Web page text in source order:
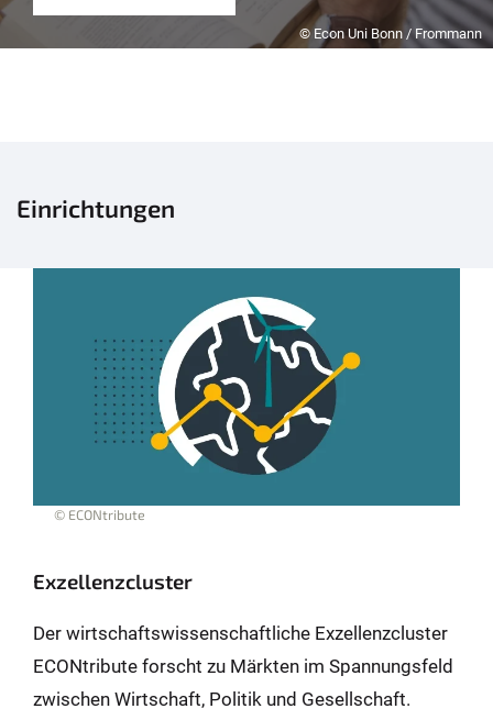
© Econ Uni Bonn / Frommann
Einrichtungen
© ECONtribute
Exzellenz­cluster
Der wirtschafts­wissenschaft­liche Exzellenz­cluster
ECONtribute forscht zu Märkten im Spannungs­feld
zwischen Wirt­schaft, Politik und Gesell­schaft.